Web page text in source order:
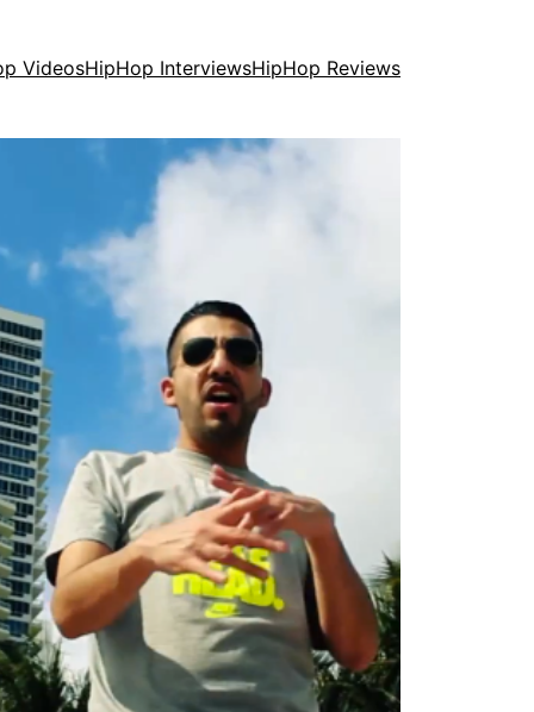
VideosHipHop InterviewsHipHop Reviews